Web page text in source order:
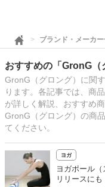
ブランド・メーカ
おすすめの「GronG（
GronG（グロング）に関
ります。各記事では、商
が詳しく解説、おすすめ
GronG（グロング）の商
てください。
ヨガ
ヨガポール
リリースにも